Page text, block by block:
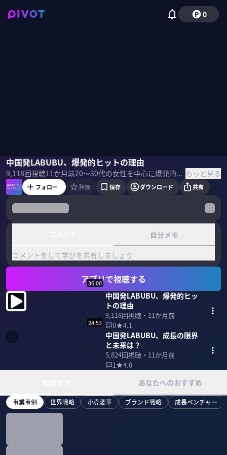
0
中国発LABUBU、爆発的ヒットの理由
9,118回視聴11か月前 20～30代の女性を中心に爆発的ヒットしたLABUBU。高級バッグにつけるのが世界的トレンドとなり、サンリオを脅かす存在に。時価総額8兆円のポップマートが仕掛ける巧妙なマーケティング戦略と、世界市場を狙う次の一手とは何か？ 経済ジャーナリストの浦上早苗氏に聞いた。 ＜ゲスト＞ 浦上早苗｜経済ジャーナリスト 法政大学MBA兼任教員。福岡出身。早稲田大学 政治経済学部卒。1998年から西日本新聞社の記者を経て、2010年に中国の大学で教員。現在は経済分野を中心に執筆編集。東洋経済オンラインにて「シン・世界一周～人生後半、日本を学びなおす旅」連載中。近著に『崖っぷち母子、仕事と子育てに詰んで中国へ飛ぶ」『新型コロナVS中国14億人』。 ＜目次＞ もっと見る
浦上早苗西川典孝
フォロー 評価 保存 ダウンロード 共有
自分メモ
コメントをして学びを共有しましょう
アプリで視聴する
36:00
中国発LABUBU、爆発的ヒッ
トの理由
9,118回視聴・ 11か月前
0
4.1
24:53
中国発LABUBU、成長の限界
と未来は？
5,824回視聴・ 11か月前
1
4.0
あなたへのおすすめ
事業事例 世界戦略 小売変革 ブランド戦略 成長ベンチャー